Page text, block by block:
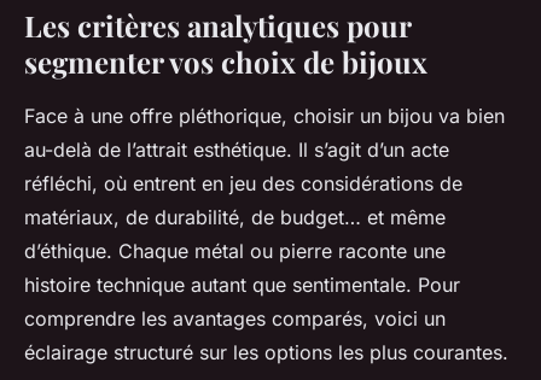
Les critères analytiques pour
segmenter vos choix de bijoux
Face à une offre pléthorique, choisir un bijou va bien
au-delà de l’attrait esthétique. Il s’agit d’un acte
réfléchi, où entrent en jeu des considérations de
matériaux, de durabilité, de budget… et même
d’éthique. Chaque métal ou pierre raconte une
histoire technique autant que sentimentale. Pour
comprendre les avantages comparés, voici un
éclairage structuré sur les options les plus courantes.